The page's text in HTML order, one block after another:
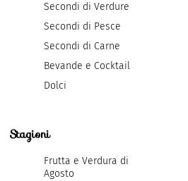
Secondi di Verdure
Secondi di Pesce
Secondi di Carne
Bevande e Cocktail
Dolci
Stagioni
Frutta e Verdura di
Agosto